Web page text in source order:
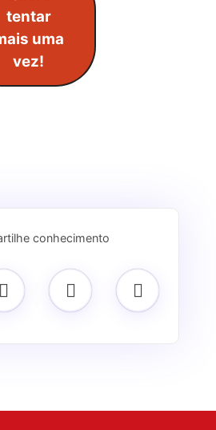
tentar
uma
vez!
conhecimento